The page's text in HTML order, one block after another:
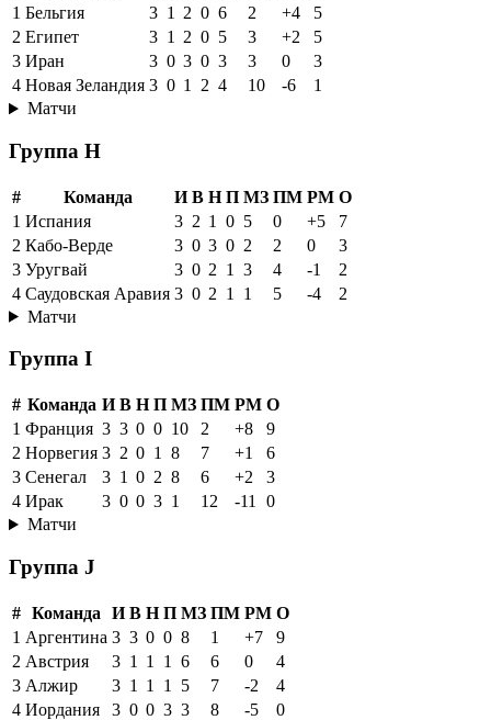
1 Бельгия 3 1 2 0 6 2 +4
5
2 Египет 3 1 2 0 5 3 +2
5
3 Иран 3 0 3 0 3 3 0
3
4 Новая Зеландия 3 0 1 2 4 10 -6
1
Матчи
Группа H
# Команда И В Н П МЗ ПМ РМ О
1 Испания 3 2 1 0 5 0 +5
7
2 Кабо-Верде 3 0 3 0 2 2 0
3
3 Уругвай 3 0 2 1 3 4 -1
2
4 Саудовская Аравия 3 0 2 1 1 5 -4
2
Матчи
Группа I
# Команда И В Н П МЗ ПМ РМ О
1 Франция 3 3 0 0 10 2 +8
9
2 Норвегия 3 2 0 1 8 7 +1
6
3 Сенегал 3 1 0 2 8 6 +2
3
4 Ирак 3 0 0 3 1 12 -11
0
Матчи
Группа J
# Команда И В Н П МЗ ПМ РМ О
1 Аргентина 3 3 0 0 8 1 +7
9
2 Австрия 3 1 1 1 6 6 0
4
3 Алжир 3 1 1 1 5 7 -2
4
4 Иордания 3 0 0 3 3 8 -5
0